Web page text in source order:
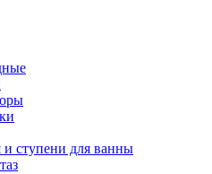
и ступени для ванны